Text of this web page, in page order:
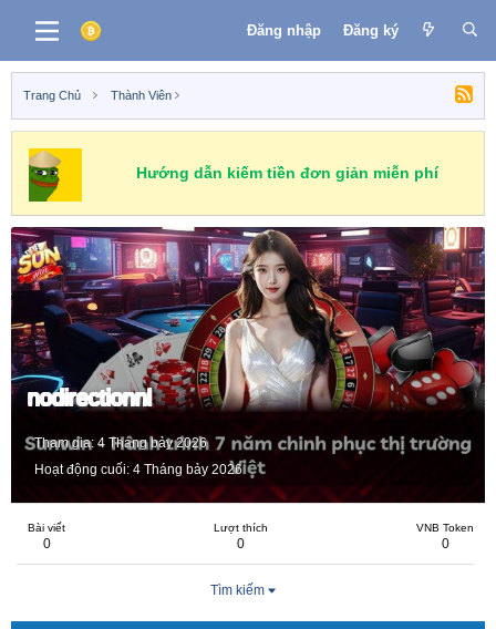
Đăng nhập Đăng ký
Trang Chủ Thành Viên
Hướng dẫn kiếm tiền đơn giản miễn phí
nodirectionnl
Tham gia 4 Tháng bảy 2026
Hoạt động cuối 4 Tháng bảy 2026
Bài viết
0
Lượt thích
0
VNB Token
0
Tìm kiếm